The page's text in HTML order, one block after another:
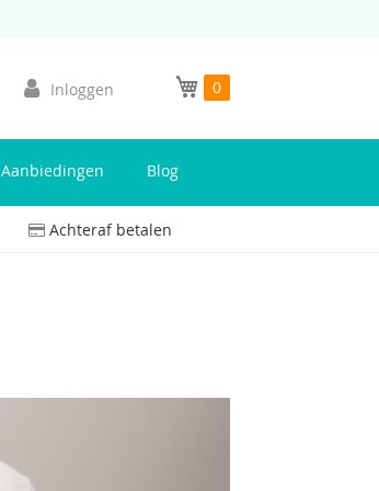
Mijn winkelwagen
0
Inloggen
Aanbiedingen Blog
Achteraf betalen